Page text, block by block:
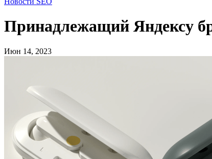
Принадлежащий Яндексу
Июн 14, 2023